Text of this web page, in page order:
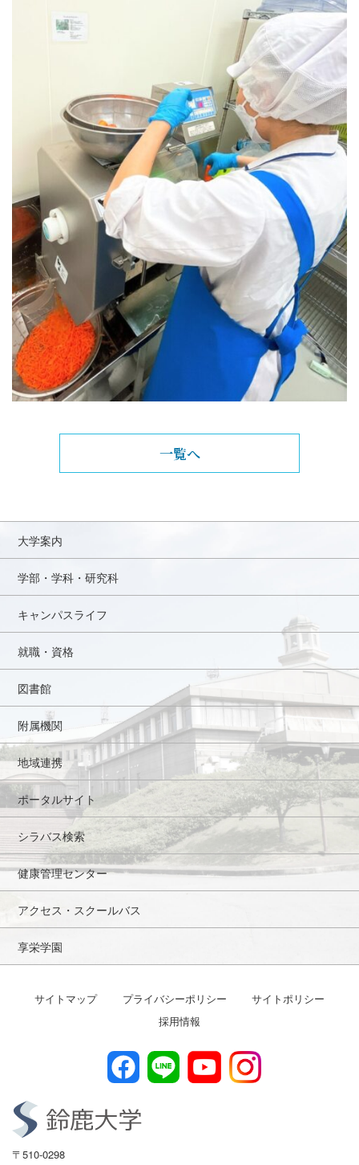
一覧へ
大学案内
学部・学科・研究科
キャンパスライフ
就職・資格
図書館
附属機関
地域連携
ポータルサイト
シラバス検索
健康管理センター
アクセス・スクールバス
享栄学園
〒510-0298
サイトマップ プライバシーポリシー
サイトポリシー
採用情報